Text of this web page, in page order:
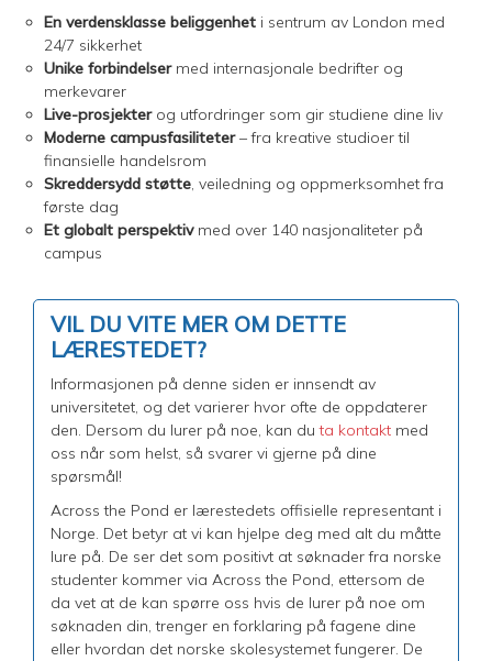
En verdensklasse beliggenhet i sentrum av London med
24/7 sikkerhet
Unike forbindelsermed internasjonale bedrifter og
merkevarer
Live-prosjekterog utfordringer som gir studiene dine liv
Moderne campusfasiliteter– fra kreative studioer til
finansielle handelsrom
Skreddersydd støtte, veiledning og oppmerksomhet fra
første dag
Et globalt perspektivmed over 140 nasjonaliteter på
campus
VIL DU VITE MER OM DETTE
LÆRESTEDET?
Informasjonen på denne siden er innsendt av
universitetet, og det varierer hvor ofte de oppdaterer
den. Dersom du lurer på noe, kan duta kontakt med
oss når som helst, så svarer vi gjerne på dine
spørsmål!
Across the Pond er lærestedets offisielle representant i
Norge. Det betyr at vi kan hjelpe deg med alt du måtte
lure på. De ser det som positivt at søknader fra norske
studenter kommer via Across the Pond, ettersom de
da vet at de kan spørre oss hvis de lurer på noe om
søknaden din, trenger en forklaring på fagene dine
eller hvordan det norske skolesystemet fungerer. De